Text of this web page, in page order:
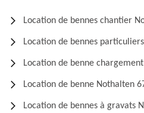
Location de bennes chantier
Location de bennes
Location de benne
Location de benne Nothalten
Location de bennes à gravats